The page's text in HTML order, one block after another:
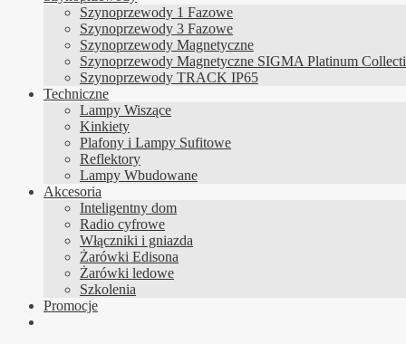
Szynoprzewody 1 Fazowe
Szynoprzewody 3 Fazowe
Szynoprzewody Magnetyczne
Szynoprzewody Magnetyczne SIGMA Platinum
Szynoprzewody TRACK IP65
Techniczne
Lampy Wiszące
Kinkiety
Plafony i Lampy Sufitowe
Reflektory
Lampy Wbudowane
Akcesoria
Inteligentny dom
Radio cyfrowe
Włączniki i gniazda
Żarówki Edisona
Żarówki ledowe
Szkolenia
Promocje